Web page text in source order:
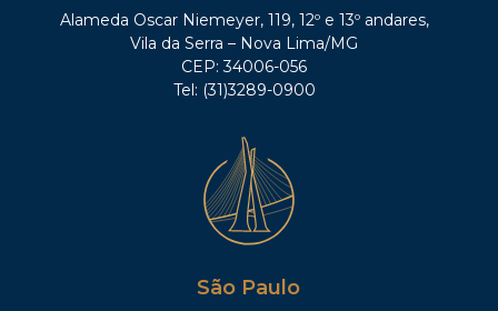
Alameda Oscar Niemeyer, 119, 12º e 13º andares,
Vila da Serra – Nova Lima/MG
CEP: 34006-056
Tel: (31)3289-0900
São Paulo